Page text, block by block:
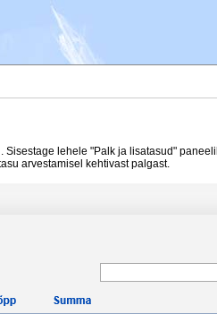
lehele "Palk ja lisatasud"
arvestamisel kehtivast palgast.